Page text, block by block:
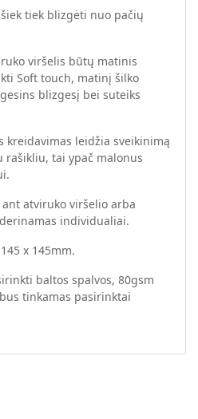
tiek blizgėti nuo pačių
viršelis būtų matinis
Soft touch, matinį šilko
blizgesį bei suteiks
leidžia sveikinimą
rašikliu, tai ypač malonus
atviruko viršelio arba
individualiai.
x 145mm.
baltos spalvos, 80gsm
tinkamas pasirinktai